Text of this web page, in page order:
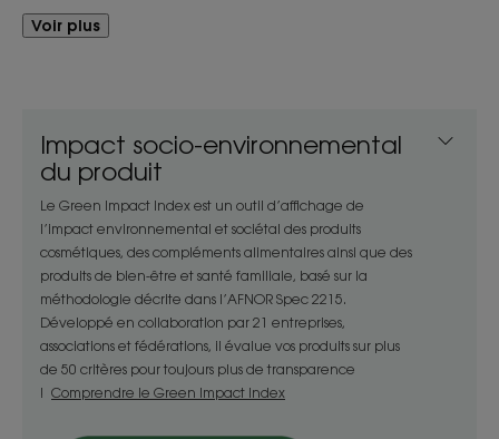
onctueuse et fondante, il facilite le démêlage,
laissant les cheveux doux et souples.
Parfaitement hydratée et démêlée, la chevelure
s’illumine, ses reflets blonds sont accentués et son
éclat ravivé dans un doux parfum d’enfance.
Bénéfices
- Démêle : sa formule sensorielle comprend des
agents démêlants doux pour démêler
instantanément les cheveux sans les alourdir.
- Hydrate : il hydrate en douceur la fibre capillaire
Voir plus
Impact socio-environnemental
du produit
Le Green Impact Index est un outil d’affichage de
l’impact environnemental et sociétal des produits
cosmétiques, des compléments alimentaires ainsi que des
produits de bien-être et santé familiale, basé sur la
méthodologie décrite dans l’AFNOR Spec 2215.
Développé en collaboration par 21 entreprises,
associations et fédérations, il évalue vos produits sur plus
de 50 critères pour toujours plus de transparence
! Comprendre le Green Impact Index